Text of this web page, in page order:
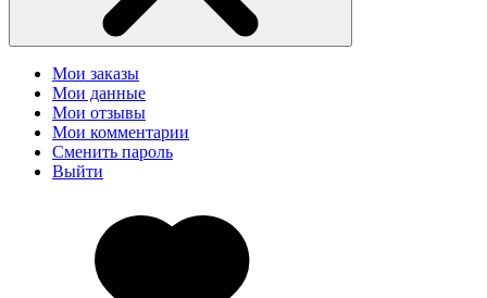
Мои заказы
Мои данные
Мои отзывы
Мои комментарии
Сменить пароль
Выйти